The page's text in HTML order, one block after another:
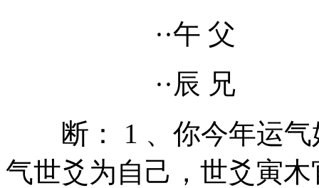
··午 父
··辰 兄
断： 1 、你今年运气
气世爻为自己，世爻寅